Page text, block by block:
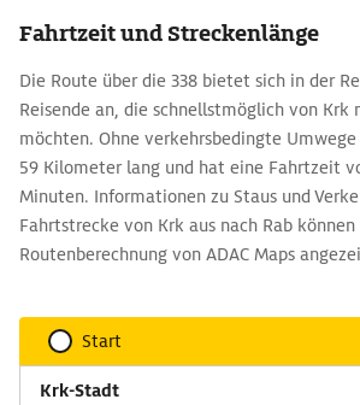
Fahrtzeit und Streckenlänge
Die Route über die 338 bietet sich in der
Reisende an, die schnellstmöglich von Krk
möchten. Ohne verkehrsbedingte
59 Kilometer lang und hat eine Fahrtzeit
Minuten. Informationen zu Staus und
Fahrtstrecke von Krk aus nach Rab können
Routenberechnung von ADAC Maps
Start
Krk-Stadt